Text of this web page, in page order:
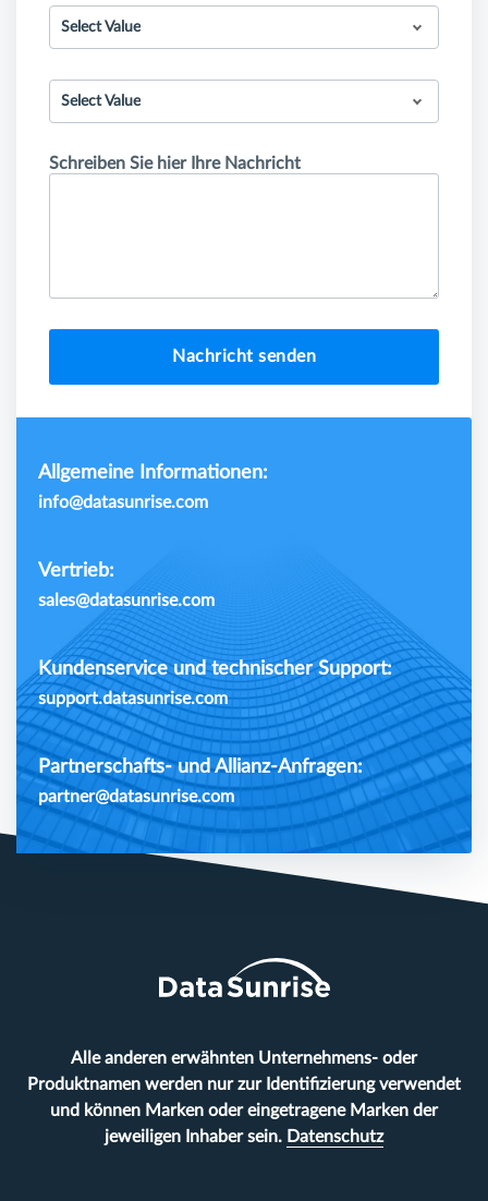
Select Value
Select Value
Schreiben Sie hier Ihre Nachricht
Nachricht senden
Allgemeine Informationen:
info@datasunrise.com
Vertrieb:
sales@datasunrise.com
Kundenservice und technischer Support:
support.datasunrise.com
Partnerschafts- und Allianz-Anfragen:
partner@datasunrise.com
Alle anderen erwähnten Unternehmens- oder
Produktnamen werden nur zur Identifizierung verwendet
und können Marken oder eingetragene Marken der
jeweiligen Inhaber sein. Datenschutz